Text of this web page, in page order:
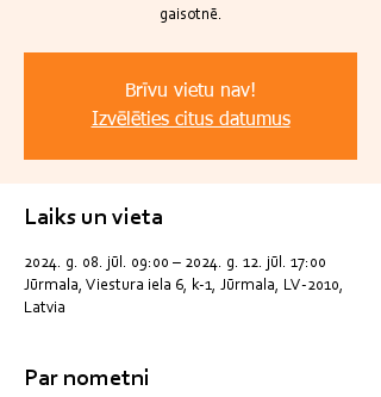
gaisotnē.
Brīvu vietu nav!
Izvēlēties citus datumus
Laiks un vieta
2024. g. 08. jūl. 09:00 – 2024. g. 12. jūl. 17:00
Jūrmala, Viestura iela 6, k-1, Jūrmala, LV-2010,
Latvia
Par nometni